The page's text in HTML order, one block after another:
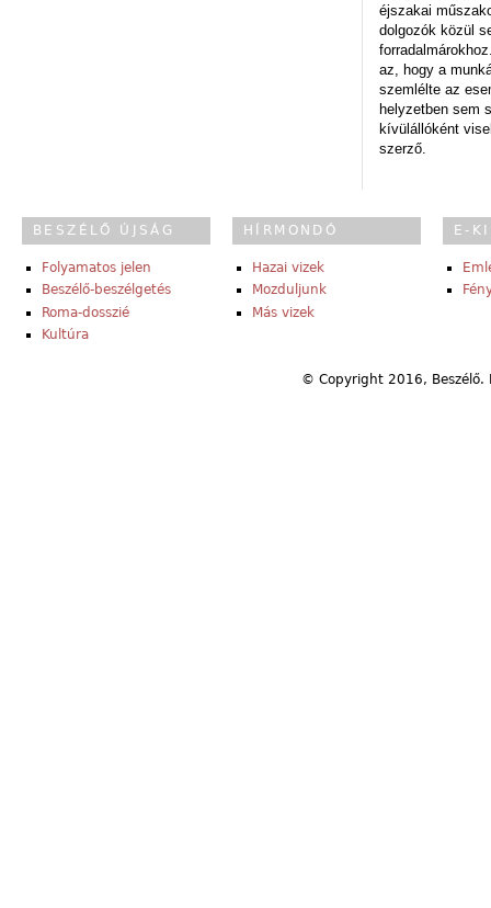
éjszakai
dolgozók közül
az, hogy a
szemlélte az
helyzetben sem
kívülállóként
szerző.
BESZÉLŐ ÚJSÁG
Folyamatos jelen
Beszélő-beszélgetés
Roma-dosszié
Kultúra
HÍRMONDÓ
Hazai vizek
Mozduljunk
Más vizek
E-
© Copyright 2016,